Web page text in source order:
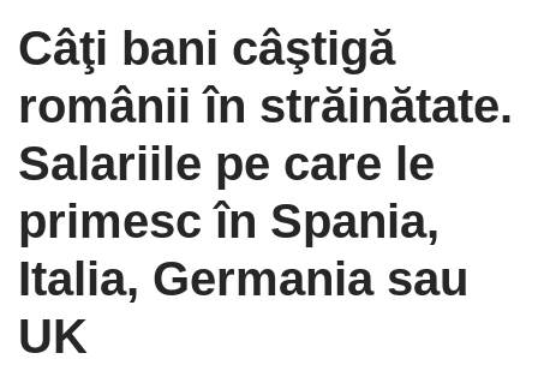
Câţi bani câştigă
românii în străinătate.
Salariile pe care le
primesc în Spania,
Italia, Germania sau
UK